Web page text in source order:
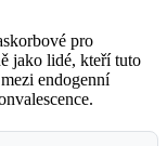
pro
jako lidé, kteří tuto
endogenní